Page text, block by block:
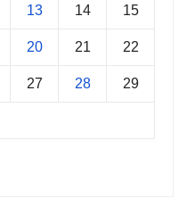
13 14 15
20 21 22
27 28 29